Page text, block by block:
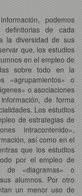
podemos
definitorias de cada
la diversidad de sus
que, los estudios
en el empleo de
sobre todo en la
«agrupamientos» o
o asociaciones
de forma
Los estudios
de estrategias de
intracontenido»,
así como en el
que los estudios
por el empleo de
de «diagramas» o
alumnos. Por otro
un menor uso de